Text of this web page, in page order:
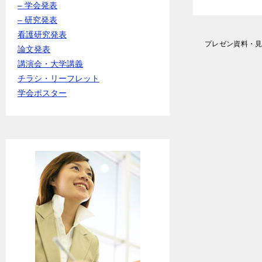
プレゼン資料・
– 学会発表
– 研究発表
看護研究発表
論文発表
講演会・大学講義
チラシ・リーフレット
学会ポスター